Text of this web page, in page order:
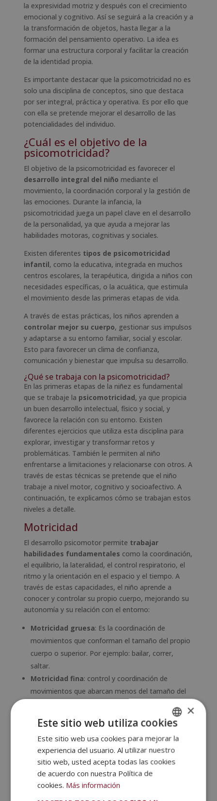
la expresividad motriz y después con el crecimiento
emocional y cognitivo. Así se seguirá a la creación y a
la transformación de objetos, hasta llegar a la
formación del pensamiento operativo. La idea es
formar una estructura corporal y facilitar la creación
de la identidad propia.
Es importante destacar que la psicomotricidad no es
solo una disciplina de conceptos, sino que destaca
por ser integral, práctica y operativa. Es por ello que
con ella se pretende mejorar el desarrollo de las
potencialidades del individuo.
¿Cuál es el objetivo de la
psicomotricidad?
El objetivo de la psicomotricidad es favorecer el
desarrollo integral del niño mediante el
movimiento, la coordinación corporal y la gestión de
las emociones. Durante la infancia, la
psicomotricidad juega un papel clave en el desarrollo
de la personalidad, ya que ayuda a mejorar las
habilidades motoras, cognitivas y sociales.
Existen diferentes tipos de psicomotricidad
infantil, como la educativa, integrada en muchos
centros escolares, la terapéutica, dirigida a niños con
necesidades específicas, o la acuática, que estimula
el movimiento desde las primeras etapas de vida.
A través de estas prácticas, los niños aprenden a
controlar mejor su cuerpo, gestionar sus impulsos
y adaptarse a su entorno familiar, social y escolar.
Esto para favorecer un clima de confianza,
comunicación y bienestar que impulsa su desarrollo.
¿Qué se trabaja con la psicomotricidad?
En las primeras etapas de la niñez es fundamental
que se trabaje la psicomotricidad, ya que propicia
un buen desarrollo intelectual, físico y social, y
favorece la relación con su entorno. Existen
diferentes ejercicios que utiliza esta disciplina para
explorar, investigar y transformar retos y
problemáticas. También le permiten al niño
enfrentarse a limitaciones y relacionarse con otros. A
través de estas técnicas se pretende que el niño
trabaje a nivel motor, cognitivo y socioafectivo. A
continuación, te explicamos cómo se trabajan estos
niveles a detalle.
Motricidad
El desarrollo psicomotor permite trabajar
habilidades fundamentales como la coordinación,
el equilibrio, la lateralidad, el control respiratorio, el
ritmo y la orientación en el espacio y el tiempo. A
través de estas capacidades, el niño aprende a
conocer y controlar su propio cuerpo, mejorando su
autonomía y su relación con el entorno:
Motricidad gruesa: Es la coordinación de
movimientos que conforman el tamaño del propio
cuerpo o superior. Por ejemplo: bailar, correr,
saltar.
Motricidad fina: control y coordinación de
movimientos que abarcan menos del tamaño del
cuerpo como las manos o los dedos. Se centra en
movimientos realizados con partes concretas:
colorear, escribir, dibujar.
Nivel cognitivo
Con la psicomotricidad también se desarrollan
SPANISH
PORTUGUESE
×
Este sitio web utiliza cookies
Este sitio web usa cookies para mejorar la
experiencia del usuario. Al utilizar nuestro
sitio web, usted acepta todas las cookies
de acuerdo con nuestra Política de
cookies. Más información